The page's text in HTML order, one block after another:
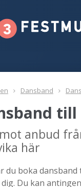
Dansband
anbud
här
du boka
Du kan